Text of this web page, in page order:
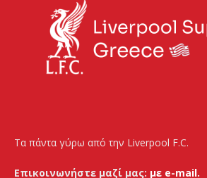
Τα πάντα γύρω από την Liverpool F.C.
Επικοινωνήστε μαζί μας: με e-mail.